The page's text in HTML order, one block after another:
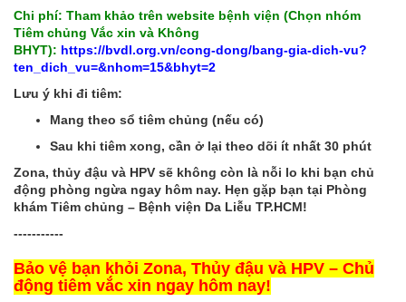
Chi phí: Tham khảo trên website bệnh viện (Chọn nhóm
Tiêm chủng Vắc xin và Không
BHYT): https://bvdl.org.vn/cong-dong/bang-gia-dich-vu?
ten_dich_vu=&nhom=15&bhyt=2
Lưu ý khi đi tiêm:
Mang theo sổ tiêm chủng (nếu có)
Sau khi tiêm xong, cần ở lại theo dõi ít nhất 30 phút
Zona, thủy đậu và HPV sẽ không còn là nỗi lo khi bạn chủ
động phòng ngừa ngay hôm nay. Hẹn gặp bạn tại Phòng
khám Tiêm chủng – Bệnh viện Da Liễu TP.HCM!
-----------
Bảo vệ bạn khỏi Zona, Thủy đậu và HPV – Chủ
động tiêm vắc xin ngay hôm nay!